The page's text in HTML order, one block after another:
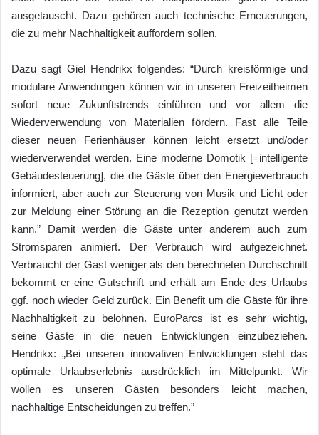
ausgetauscht. Dazu gehören auch technische Erneuerungen,
die zu mehr Nachhaltigkeit auffordern sollen.
Dazu sagt Giel Hendrikx folgendes: “Durch kreisförmige und
modulare Anwendungen können wir in unseren Freizeitheimen
sofort neue Zukunftstrends einführen und vor allem die
Wiederverwendung von Materialien fördern. Fast alle Teile
dieser neuen Ferienhäuser können leicht ersetzt und/oder
wiederverwendet werden. Eine moderne Domotik [=intelligente
Gebäudesteuerung], die die Gäste über den Energieverbrauch
informiert, aber auch zur Steuerung von Musik und Licht oder
zur Meldung einer Störung an die Rezeption genutzt werden
kann.” Damit werden die Gäste unter anderem auch zum
Stromsparen animiert. Der Verbrauch wird aufgezeichnet.
Verbraucht der Gast weniger als den berechneten Durchschnitt
bekommt er eine Gutschrift und erhält am Ende des Urlaubs
ggf. noch wieder Geld zurück. Ein Benefit um die Gäste für ihre
Nachhaltigkeit zu belohnen. EuroParcs ist es sehr wichtig,
seine Gäste in die neuen Entwicklungen einzubeziehen.
Hendrikx: „Bei unseren innovativen Entwicklungen steht das
optimale Urlaubserlebnis ausdrücklich im Mittelpunkt. Wir
wollen es unseren Gästen besonders leicht machen,
nachhaltige Entscheidungen zu treffen.”